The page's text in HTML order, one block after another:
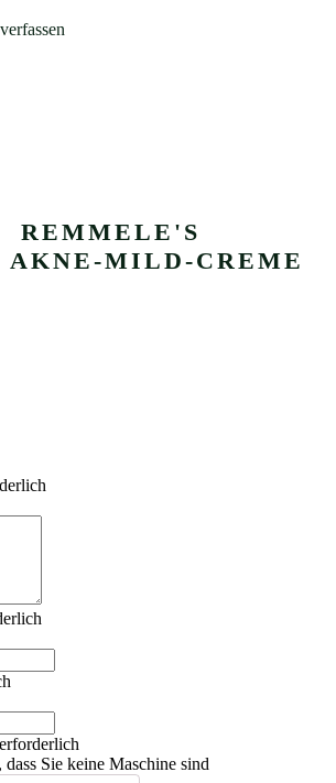
REMMELE'S
AKNE-MILD-CREME
Sie keine Maschine sind